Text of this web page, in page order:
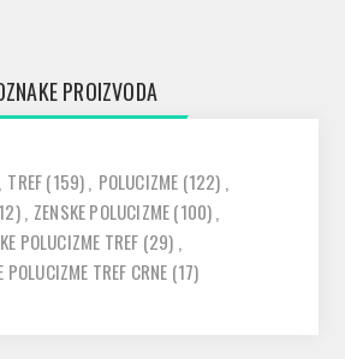
PROIZVODA
TREF(159), POLUCIZME (122) ,
, ZENSKE POLUCIZME(100),
POLUCIZME TREF (29) ,
POLUCIZME TREF CRNE (17)